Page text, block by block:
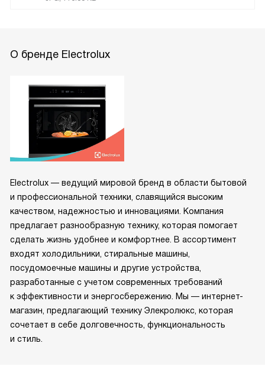
О бренде Electrolux
Electrolux — ведущий мировой бренд в области бытовой
и профессиональной техники, славящийся высоким
качеством, надежностью и инновациями. Компания
предлагает разнообразную технику, которая помогает
сделать жизнь удобнее и комфортнее. В ассортимент
входят холодильники, стиральные машины,
посудомоечные машины и другие устройства,
разработанные с учетом современных требований
к эффективности и энергосбережению. Мы — интернет-
магазин, предлагающий технику Элекролюкс, которая
сочетает в себе долговечность, функциональность
и стиль.